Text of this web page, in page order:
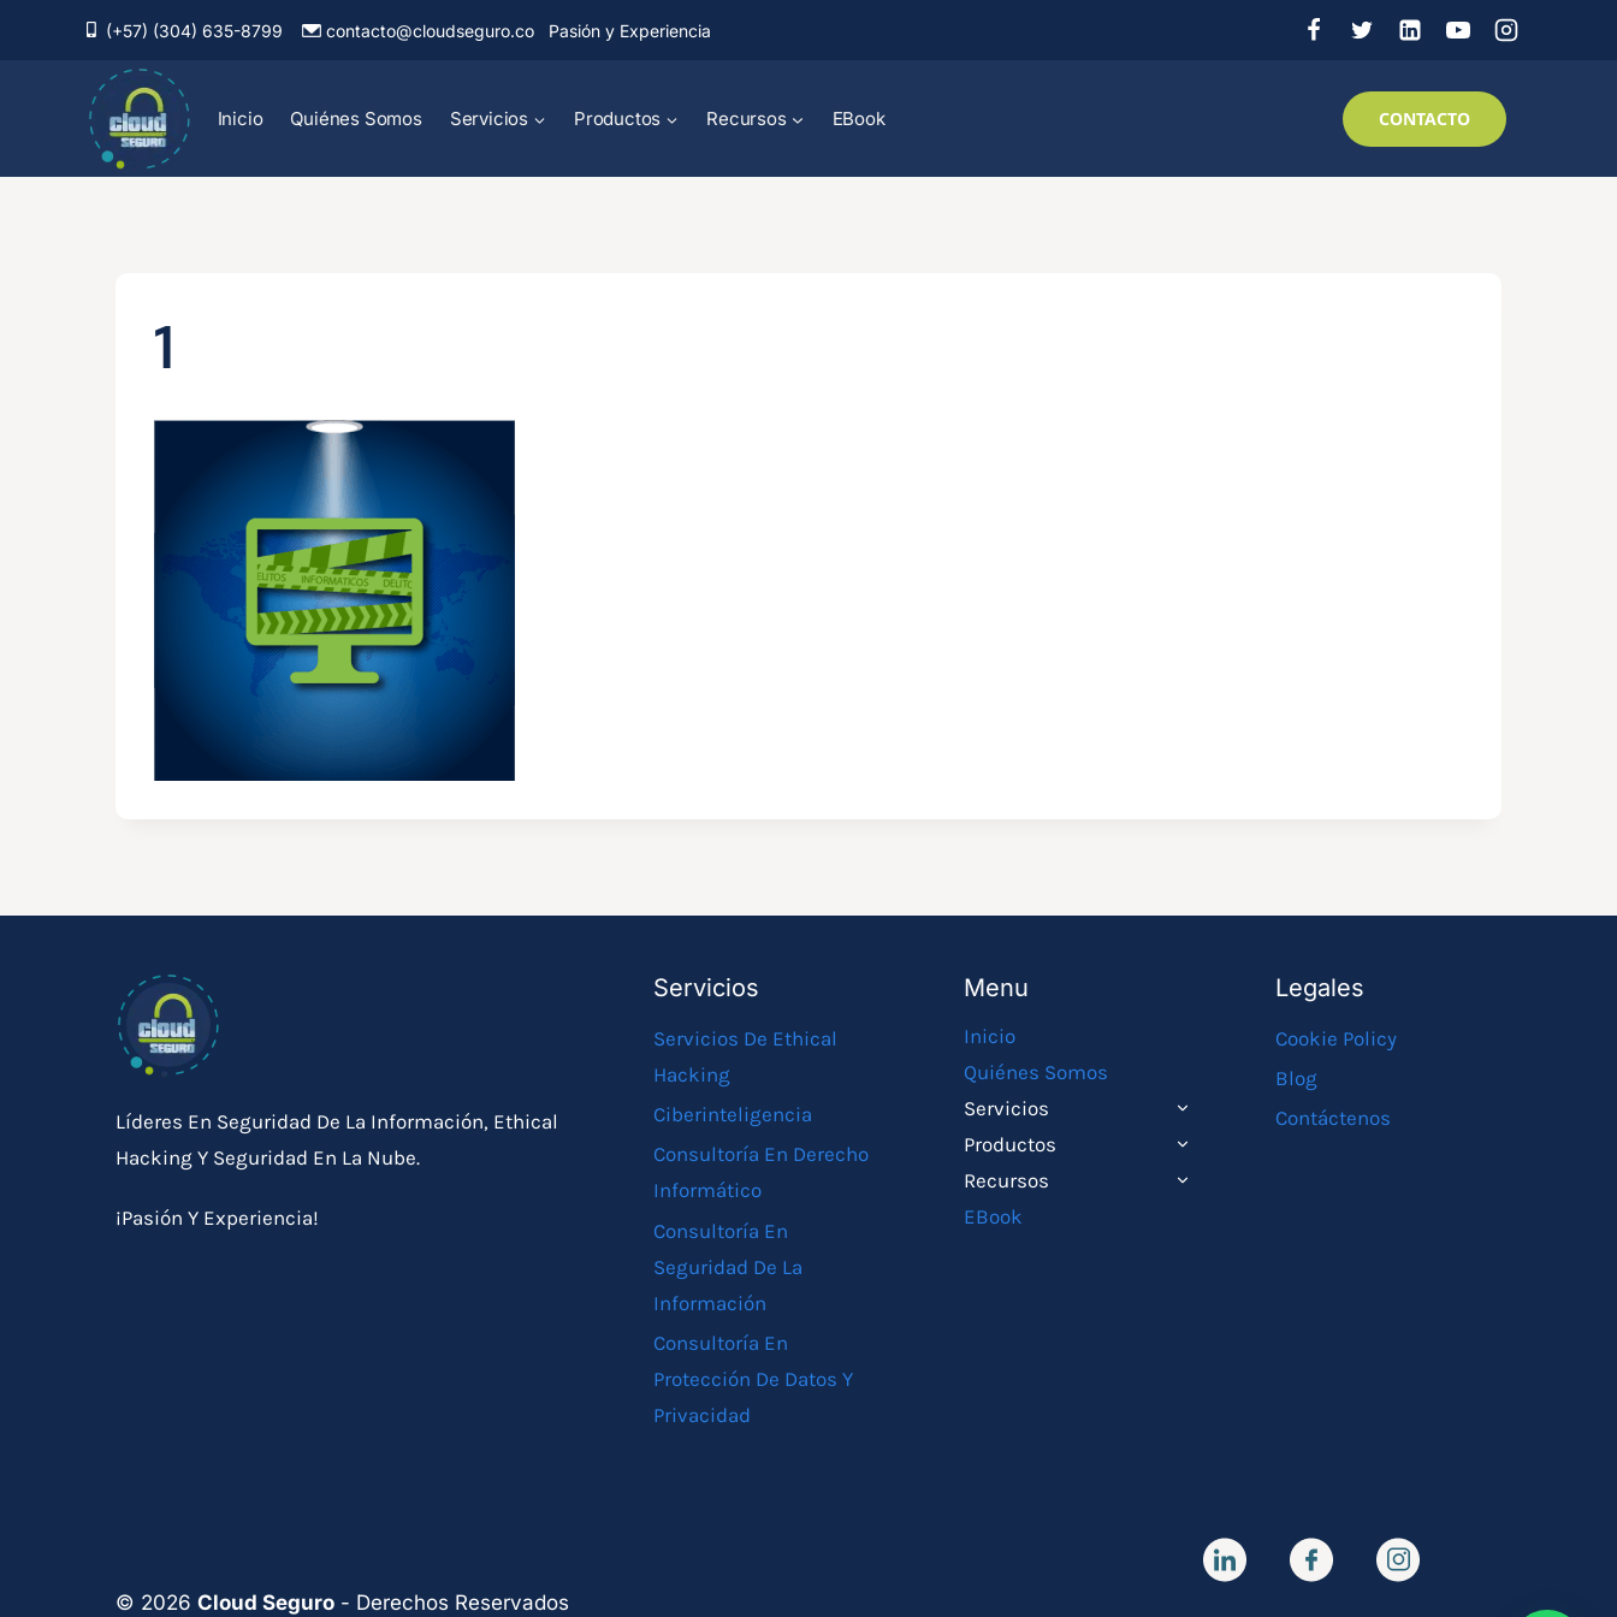
(+57) (304) 635-8799 contacto@cloudseguro.co Pasión y Experiencia
Inicio Quiénes Somos Servicios Productos Recursos EBook CONTACTO
1
Líderes En Seguridad De La Información, Ethical
Hacking Y Seguridad En La Nube.
¡Pasión Y Experiencia!
Servicios
Servicios De Ethical
Hacking
Ciberinteligencia
Consultoría En Derecho
Informático
Consultoría En
Seguridad De La
Información
Consultoría En
Protección De Datos Y
Privacidad
Menu
Inicio
Quiénes Somos
Servicios
ALTERNAR
HIJO
Productos
ALTERNAR
HIJO
Recursos
ALTERNAR
EBook
Legales
Cookie Policy
Blog
Contáctenos
© 2026 Cloud Seguro - Derechos Reservados